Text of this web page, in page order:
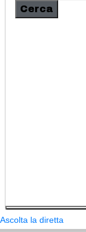
Cerca
Ascolta la diretta